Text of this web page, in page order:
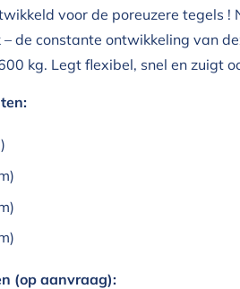
voor de poreuzere tegels !
de constante ontwikkeling van
kg. Legt flexibel, snel en zuigt
(op aanvraag):